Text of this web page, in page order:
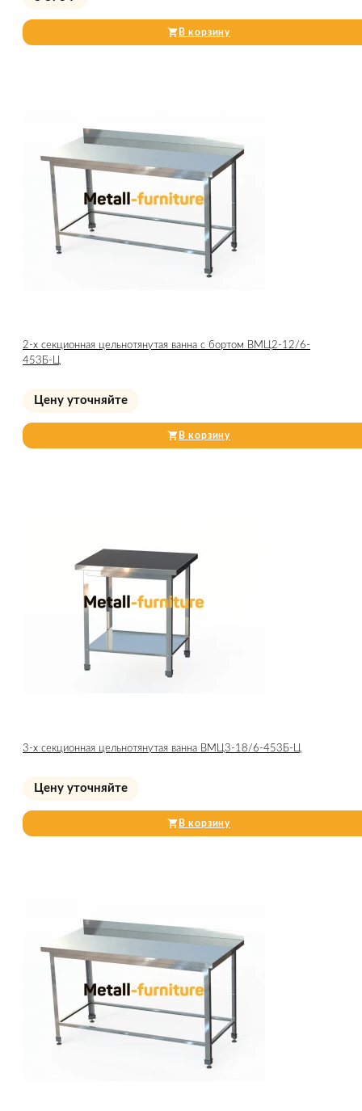
В корзину
2-х секционная цельнотянутая ванна с бортом ВМЦ2-12/6-
453Б-Ц
Цену уточняйте
В корзину
3-х секционная цельнотянутая ванна ВМЦ3-18/6-453Б-Ц
Цену уточняйте
В корзину